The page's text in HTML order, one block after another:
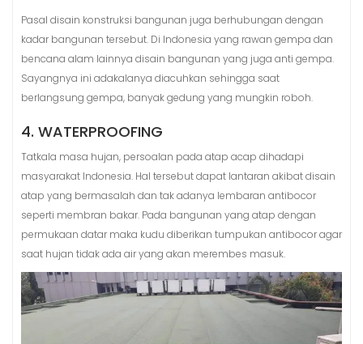
Pasal disain konstruksi bangunan juga berhubungan dengan
kadar bangunan tersebut. Di Indonesia yang rawan gempa dan
bencana alam lainnya disain bangunan yang juga anti gempa.
Sayangnya ini adakalanya diacuhkan sehingga saat
berlangsung gempa, banyak gedung yang mungkin roboh.
4. WATERPROOFING
Tatkala masa hujan, persoalan pada atap acap dihadapi
masyarakat Indonesia. Hal tersebut dapat lantaran akibat disain
atap yang bermasalah dan tak adanya lembaran antibocor
seperti membran bakar. Pada bangunan yang atap dengan
permukaan datar maka kudu diberikan tumpukan antibocor agar
saat hujan tidak ada air yang akan merembes masuk.